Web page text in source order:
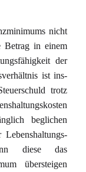
nicht
Betrag in einem
der
ist ins-
trotz
beglichen
diese das
übersteigen